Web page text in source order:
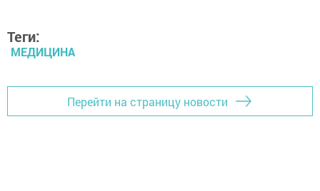
Теги:
МЕДИЦИНА
Перейти на страницу новости